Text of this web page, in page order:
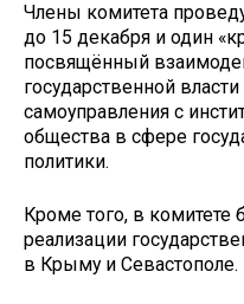
Члены комитета
до 15 декабря и один
посвящённый
государственной
самоуправления с
общества в сфере
политики.
Кроме того, в комитете
реализации
в Крыму и Севастополе.